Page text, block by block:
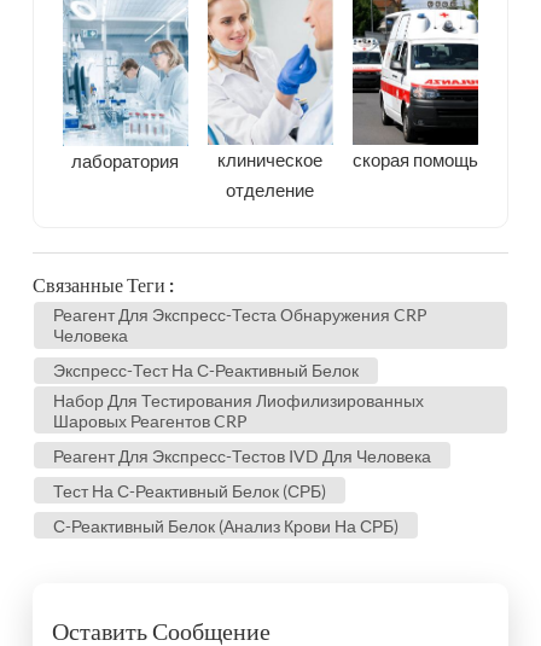
лаборатория
клиническое
отделение
скорая помощь
Связанные Теги :
Реагент Для Экспресс-Теста Обнаружения CRP
Человека
Экспресс-Тест На С-Реактивный Белок
Набор Для Тестирования Лиофилизированных
Шаровых Реагентов CRP
Реагент Для Экспресс-Тестов IVD Для Человека
Тест На С-Реактивный Белок (СРБ)
С-Реактивный Белок (анализ Крови На СРБ)
Оставить Сообщение